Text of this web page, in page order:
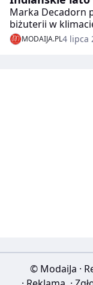
Marka Decadorn
biżuterii w
festiwalowe lato.
MODAIJA.PL4 lipca
© ModaiJa ·